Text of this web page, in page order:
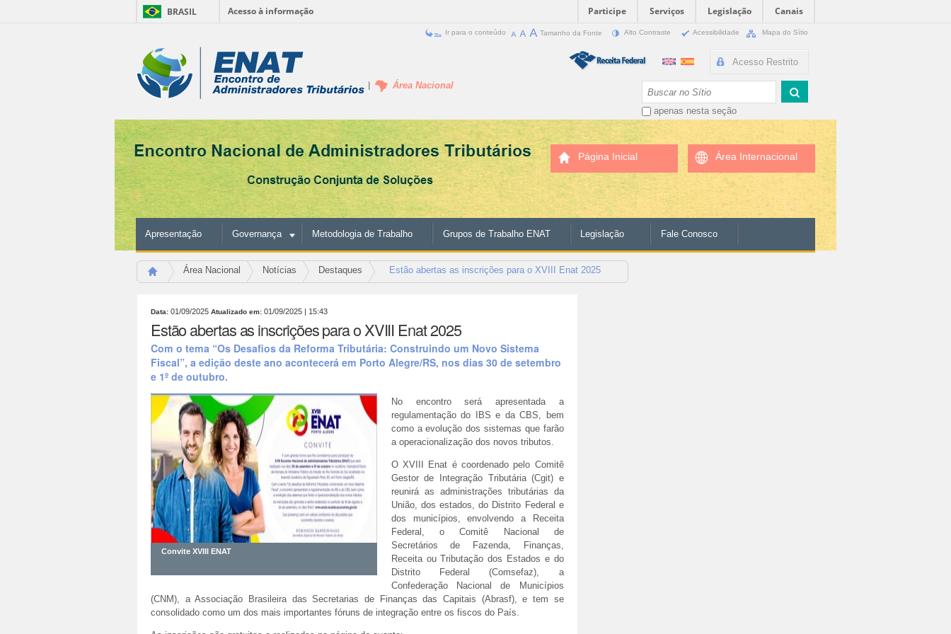
BRASIL Acesso à informação Participe Serviços Legislação
Canais
conteúdo.
a
navegação
Ir para o conteúdo Tamanho da Fonte Alto Contraste Acessibilidade Mapa do Sítio
Ferramentas
Pessoais
Acesso Restrito
apenas nesta seção
Área Nacional
Página Inicial Área Internacional
Apresentação Governança Metodologia de Trabalho Grupos de Trabalho ENAT Legislação Fale Conosco
Área Nacional Notícias Destaques Estão abertas as inscrições para o XVIII Enat 2025
Data: 01/09/2025 Atualizado em: 01/09/2025 | 15:43
Estão abertas as inscrições para o XVIII Enat 2025
Com o tema “Os Desafios da Reforma Tributária: Construindo um Novo Sistema
Fiscal”, a edição deste ano acontecerá em Porto Alegre/RS, nos dias 30 de setembro
e 1º de outubro.
Convite XVIII ENAT
No encontro será apresentada a
regulamentação do IBS e da CBS, bem
como a evolução dos sistemas que farão
a operacionalização dos novos tributos.
O XVIII Enat é coordenado pelo Comitê
Gestor de Integração Tributária (Cgit) e
reunirá as administrações tributárias da
União, dos estados, do Distrito Federal e
dos municípios, envolvendo a Receita
Federal, o Comitê Nacional de
Secretários de Fazenda, Finanças,
Receita ou Tributação dos Estados e do
Distrito Federal (Comsefaz), a
Confederação Nacional de Municípios
(CNM), a Associação Brasileira das Secretarias de Finanças das Capitais (Abrasf), e tem se
consolidado como um dos mais importantes fóruns de integração entre os fiscos do País.